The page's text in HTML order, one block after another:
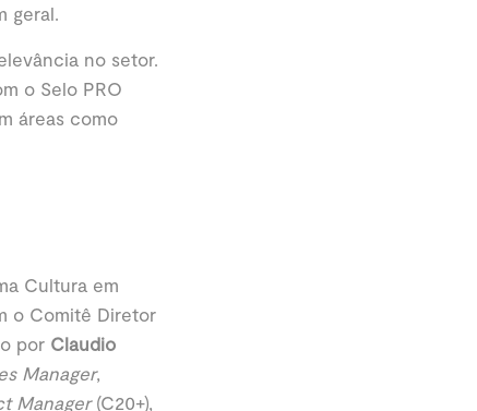
geral.
no setor.
o Selo PRO
áreas como
Cultura em
o Comitê Diretor
por Claudio
Manager,
Manager(C20+),